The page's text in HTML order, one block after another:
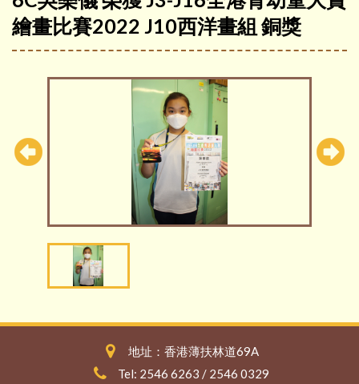
繪畫比賽2022 J10西洋畫組 銅獎
地址：香港薄扶林道69A
Tel: 2546 6263 / 2546 0329